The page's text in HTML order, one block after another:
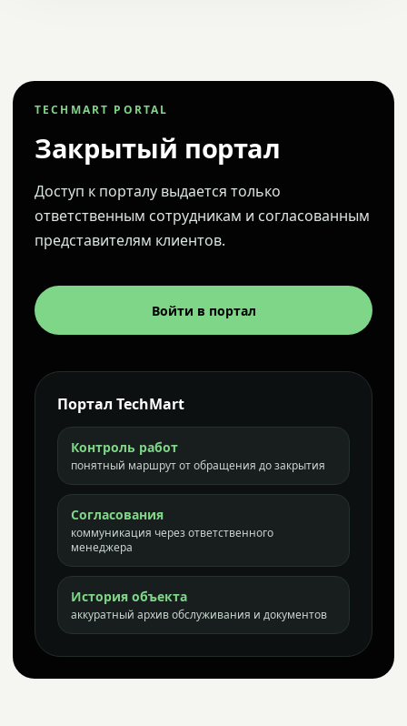
TECHMART PORTAL
Закрытый портал
Доступ к порталу выдается только
ответственным сотрудникам и согласованным
представителям клиентов.
Войти в портал
Портал TechMart
Контроль работ
понятный маршрут от обращения до закрытия
Согласования
коммуникация через ответственного
менеджера
История объекта
аккуратный архив обслуживания и документов